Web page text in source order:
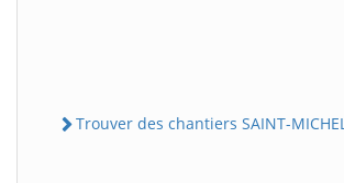
Trouver des chantiers SAINT-